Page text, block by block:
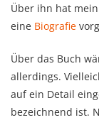
Über ihn hat
eine Biografie
Über das Buch
allerdings.
auf ein Detail
bezeichnend ist.